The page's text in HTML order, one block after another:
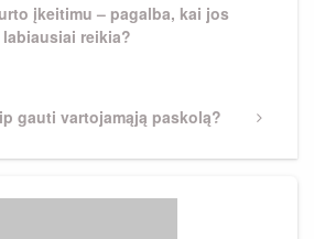
įkeitimu – pagalba, kai jos
labiausiai reikia?
gauti vartojamąją paskolą?